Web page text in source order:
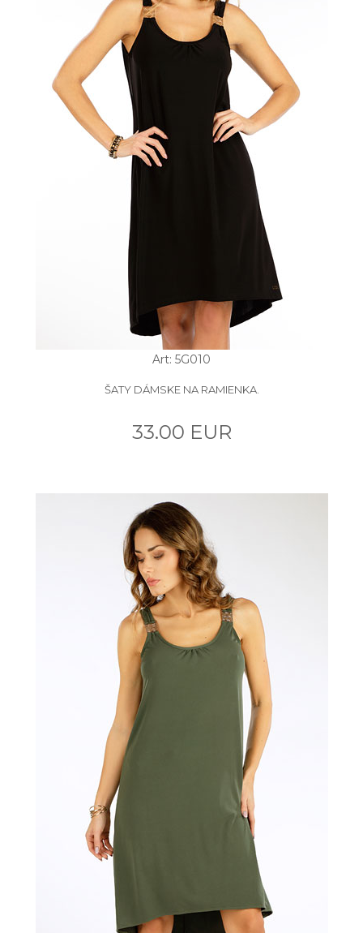
Art: 5G010
ŠATY DÁMSKE NA RAMIENKA.
33.00 EUR